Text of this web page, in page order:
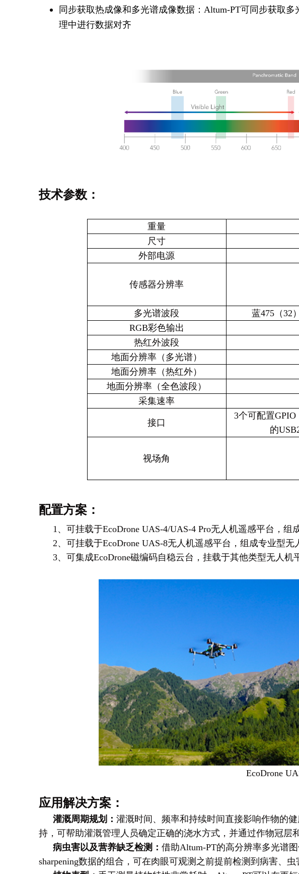
同步获取热成像和多光谱成像数据：Altum-PT可同步获取
理中进行数据对齐
技术参数：
重量
尺寸
外部电源
传感器分辨率
多光谱波段
蓝475（32
RGB彩色输出
热红外波段
地面分辨率（多光谱）
地面分辨率（热红外）
地面分辨率（全色波段）
采集速率
接口
3个可配置
的
视场角
配置方案：
1 、可挂载于EcoDrone UAS-4/UAS-4 Pro无人机遥感平台，组
2、可挂载于EcoDrone UAS-8无人机遥感平台，组成专业型无
3、可集成EcoDrone磁编码自稳云台，挂载于其他类型无人机
EcoDrone
应用解决方案：
灌溉周期规划 ： 灌溉时间、频率和持续时间直接影响作物的
持，可帮助灌溉管理人员确定正确的浇水方式，并通过作物冠层
病虫害以及营养缺乏检测： 借助Altum-PT的高分辨率多光谱
sharpening数据的组合，可在肉眼可观测之前提前检测到病害、虫